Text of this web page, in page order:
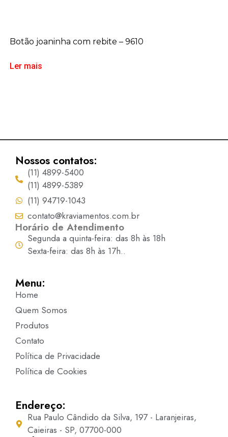
Botão joaninha com rebite – 9610
Ler mais
Nossos contatos:
(11) 4899-5400
(11) 4899-5389
(11) 94719-1043
contato@kraviamentos.com.br
Horário de Atendimento
Segunda a quinta-feira: das 8h às 18h
Sexta-feira: das 8h às 17h..
Menu:
Home
Quem Somos
Produtos
Contato
Política de Privacidade
Política de Cookies
Endereço:
Rua Paulo Cândido da Silva, 197 - Laranjeiras,
Caieiras - SP, 07700-000